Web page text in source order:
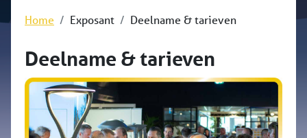
Home Exposant Deelname & tarieven
Deelname & tarieven